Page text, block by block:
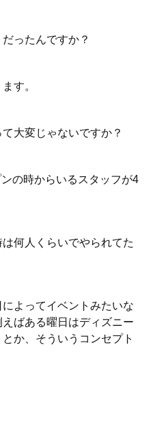
ったんですか？
す。
大変じゃないですか？
の時からいるスタッフが4
何人くらいでやられてた
よってイベントみたいな
ばある曜日はディズニー
か、そういうコンセプト